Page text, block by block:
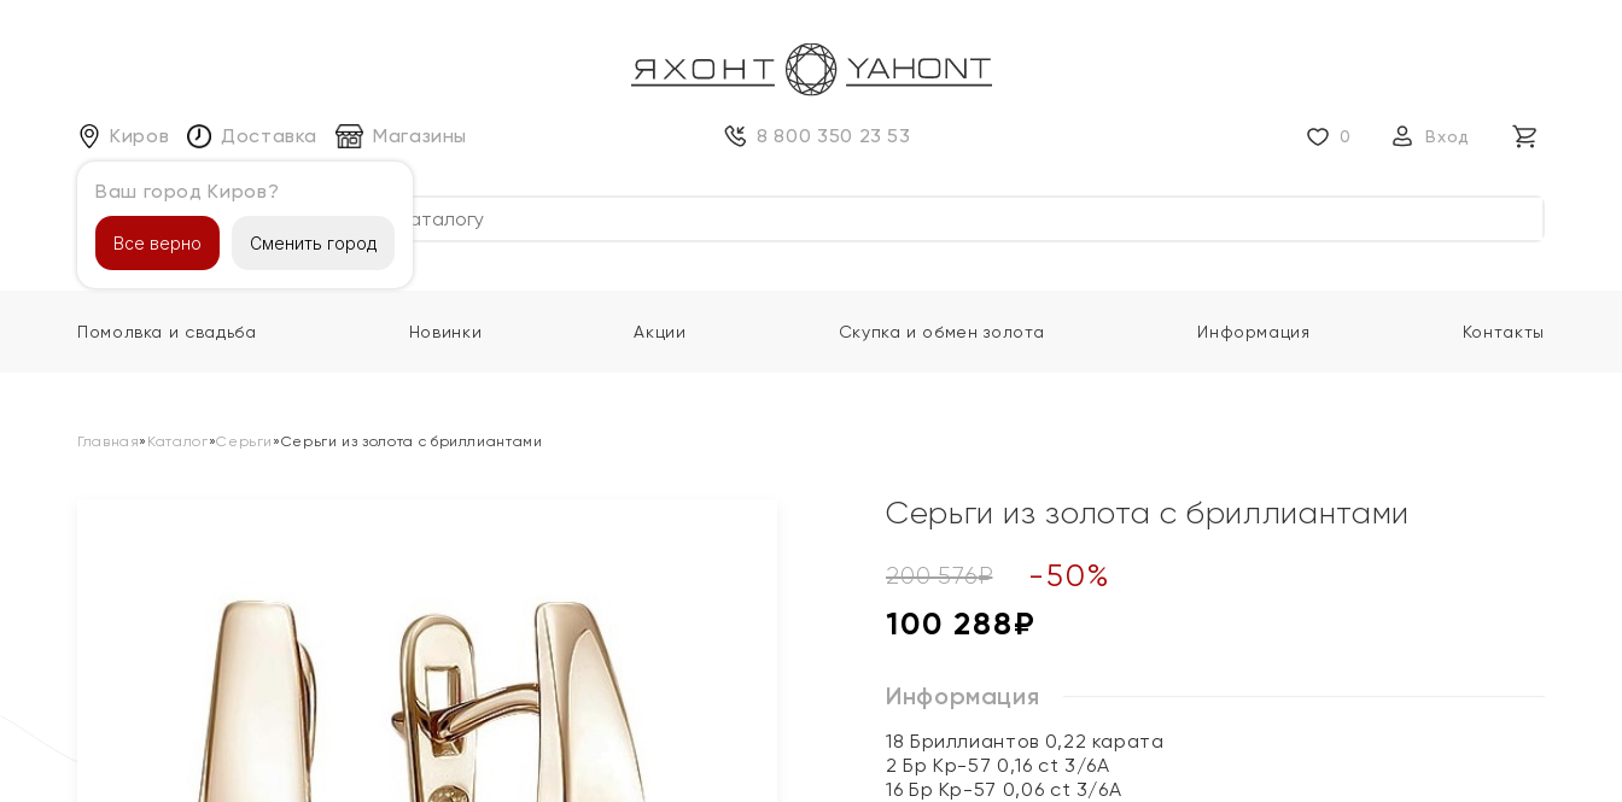
Киров
Ваш город Киров?
Все верно Сменить город
Доставка Магазины 8 800 350 23 53 0 Вход
Каталог
Помолвка и свадьба Новинки Акции Скупка и обмен золота Информация Контакты
Главная» Каталог»Серьги »Серьги из золота с бриллиантами
Серьги из золота с бриллиантами
200 576₽ -50%
100 288₽
Информация
18 Бриллиантов 0,22 карата
2 Бр Кр-57 0,16 ct 3/6А
16 Бр Кр-57 0,06 ct 3/6А